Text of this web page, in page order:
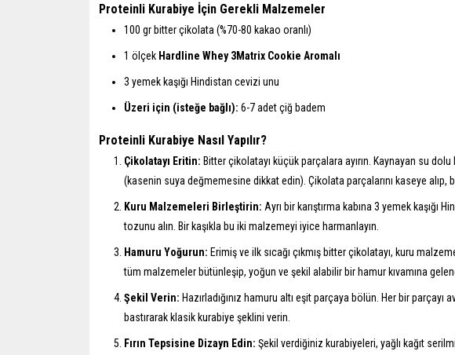
Proteinli Kurabiye İçin Gerekli Malzemeler
100 gr bitter çikolata (%70-80 kakao oranlı)
1 ölçek Hardline Whey 3Matrix Cookie Aromalı
3 yemek kaşığı Hindistan cevizi unu
Üzeri için (isteğe bağlı): 6-7 adet çiğ badem
Proteinli Kurabiye Nasıl Yapılır?
Çikolatayı Eritin: Bitter çikolatayı küçük parçalara ayırın. Kaynayan su
(kasenin suya değmemesine dikkat edin). Çikolata parçalarını kaseye alıp,
Kuru Malzemeleri Birleştirin: Ayrı bir karıştırma kabına 3 yemek
tozunu alın. Bir kaşıkla bu iki malzemeyi iyice harmanlayın.
Hamuru Yoğurun: Erimiş ve ilk sıcağı çıkmış bitter çikolatayı, kuru
tüm malzemeler bütünleşip, yoğun ve şekil alabilir bir hamur kıvamına gelene
Şekil Verin: Hazırladığınız hamuru altı eşit parçaya bölün. Her bir
bastırarak klasik kurabiye şeklini verin.
Fırın Tepsisine Dizayn Edin: Şekil verdiğiniz kurabiyeleri, yağlı kağıt